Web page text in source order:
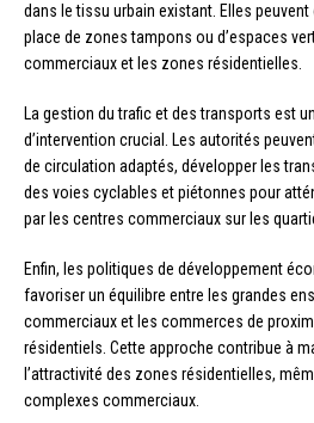
dans le tissu urbain existant. Elles
place de zones tampons ou d’espaces
commerciaux et les zones résidentielles.
La gestion du trafic et des transports est
d’intervention crucial. Les autorités
de circulation adaptés, développer les
des voies cyclables et piétonnes pour
par les centres commerciaux sur les
Enfin, les politiques de développement
favoriser un équilibre entre les grandes
commerciaux et les commerces de
résidentiels. Cette approche contribue à
l’attractivité des zones résidentielles,
complexes commerciaux.